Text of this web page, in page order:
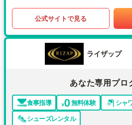
公式サイトで見る
ライザップ
あなた専用プロ
食事指導 無料体験 シャ
シューズレンタル